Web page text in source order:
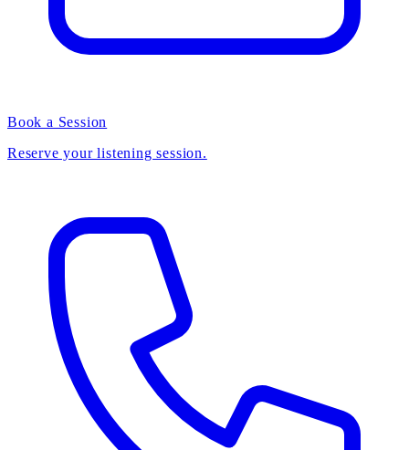
Book a Session
Reserve your listening session.